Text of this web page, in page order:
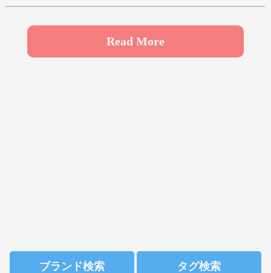
や ゆ よ
る
Read More
ブランド検索 タグ検索